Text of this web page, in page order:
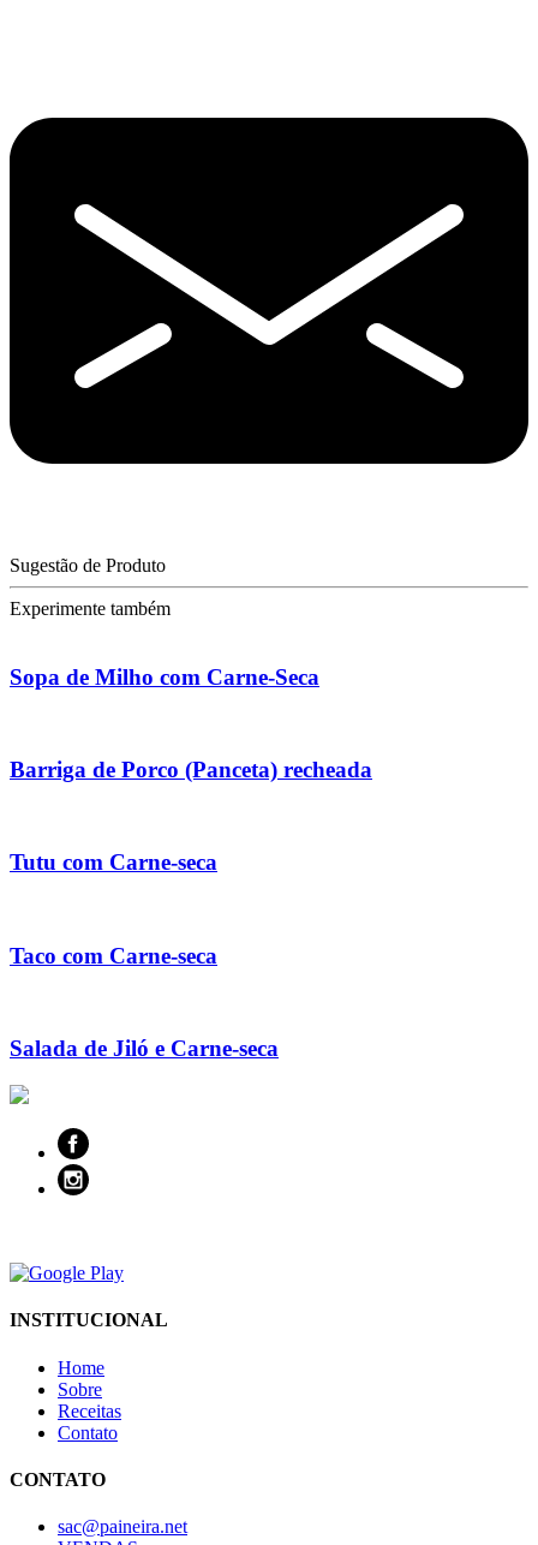
Sugestão de Produto
Experimente também
Sopa de Milho com Carne-Seca
Barriga de Porco (Panceta) recheada
Tutu com Carne-seca
Taco com Carne-seca
Salada de Jiló e Carne-seca
INSTITUCIONAL
Home
Sobre
Receitas
Contato
CONTATO
sac@paineira.net